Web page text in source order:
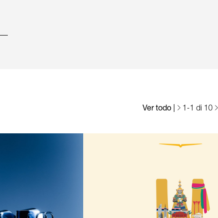
Ver todo 1 -1 di 10